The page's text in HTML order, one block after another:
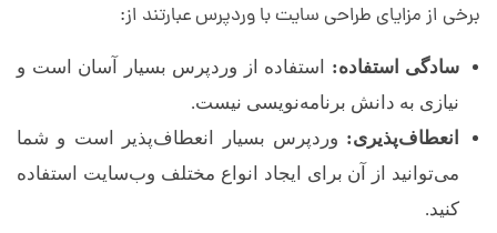
برخی از مزایای طراحی سایت با وردپرس عبارتند از:
سادگی استفاده: استفاده از وردپرس بسیار آسان است و
نیازی به دانش برنامه‌نویسی نیست.
انعطاف‌پذیری: وردپرس بسیار انعطاف‌پذیر است و شما
می‌توانید از آن برای ایجاد انواع مختلف وب‌سایت استفاده
کنید.